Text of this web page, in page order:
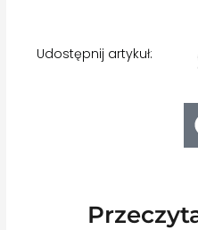
Udostępnij artykuł: